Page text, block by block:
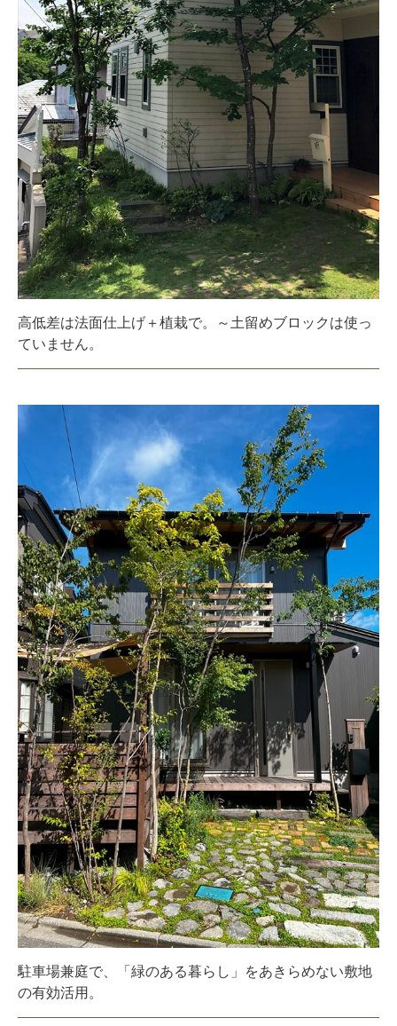
高低差は法面仕上げ＋植栽で。～土留めブロックは使っ
ていません。
駐車場兼庭で、「緑のある暮らし」をあきらめない敷地
の有効活用。